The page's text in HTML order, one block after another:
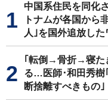
中国系住民を同化
トナムが各国から
人｣を国外追放した
｢転倒→骨折→寝た
る…医師･和田秀樹
断捨離すべきもの｣